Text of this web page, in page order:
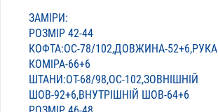
ЗАМІРИ:
РОЗМІР 42-44
КОФТА:ОС-78/102,ДОВЖИНА-
КОМІРА-66+6
ШТАНИ:ОТ-68/98,ОС-102,ЗОВНІШНІЙ
ШОВ-92+6,ВНУТРІШНІЙ ШОВ-64+6